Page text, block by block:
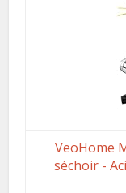
VeoHome
séchoir -